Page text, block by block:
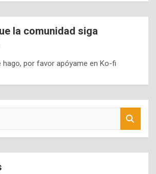
la comunidad siga
hago, por favor apóyame en Ko-fi